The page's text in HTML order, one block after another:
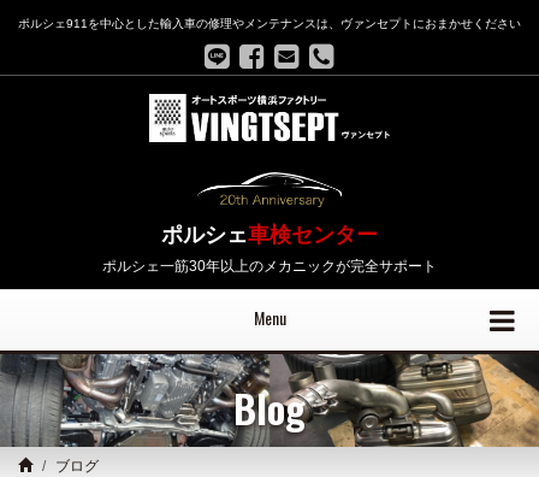
ポルシェ911を中心とした輸入車の修理やメンテナンスは、ヴァンセプトにおまかせください
ポルシェ車検センター
ポルシェ一筋30年以上のメカニックが完全サポート
Menu
Blog
ブログ